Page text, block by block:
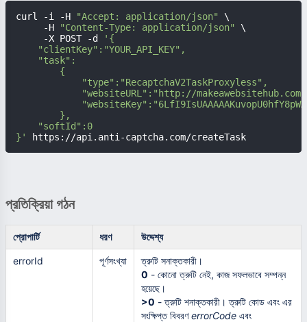
curl -i -H "Accept: application/json"
\
     -H
"Content-Type: application/json"
\
     -X POST -d
'{
    "clientKey":"YOUR_API_KEY",
    "task":
        {
            "type":"RecaptchaV2TaskProxyless",
"websiteURL":"http://
        },
    "softId":0
}'
https://api.anti-captcha.com/createTask
প্রতিক্রিয়া গঠন
প্রোপার্টি ধরণ উদ্দেশ্য
errorId পূর্ণসংখ্যা
ত্রুটি সনাক্তকারী।
0 - কোনো ত্রুটি নেই, কাজ সফলভাবে সম্পন্ন
হয়েছে।
>0 - ত্রুটি শনাক্তকারী। ত্রুটি কোড এবং এর
সংক্ষিপ্ত বিবরণerrorCode এবং